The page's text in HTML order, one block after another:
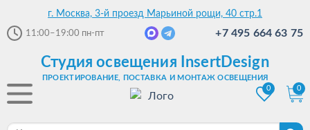
г. Москва, 3-й проезд Марьиной рощи, 40 стр.1
11:00–19:00 пн-пт +7 495 664 63 75
Студия освещения InsertDesign
ПРОЕКТИРОВАНИЕ, ПОСТАВКА И МОНТАЖ ОСВЕЩЕНИЯ
0
0